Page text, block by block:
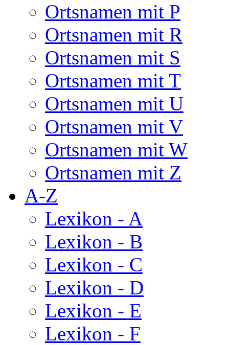
Ortsnamen mit P
Ortsnamen mit R
Ortsnamen mit S
Ortsnamen mit T
Ortsnamen mit U
Ortsnamen mit V
Ortsnamen mit W
Ortsnamen mit Z
A-Z
Lexikon - A
Lexikon - B
Lexikon - C
Lexikon - D
Lexikon - E
Lexikon - F